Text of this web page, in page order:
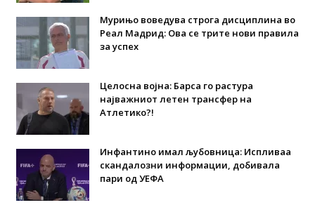
Мурињо воведува строга дисциплина во
Реал Мадрид: Ова се трите нови правила
за успех
Целосна војна: Барса го растура
најважниот летен трансфер на
Атлетико?!
Инфантино имал љубовница: Испливаа
скандалозни информации, добивала
пари од УЕФА